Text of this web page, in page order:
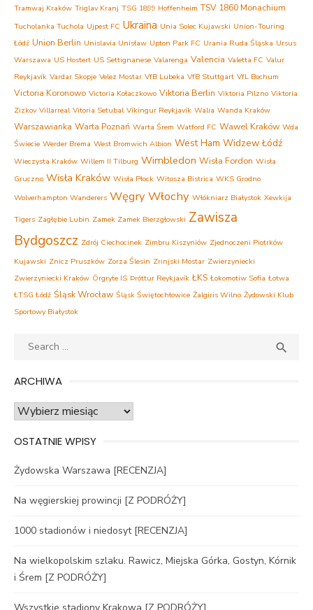
Tramwaj Kraków Triglav Kranj TSG 1899 Hoffenheim TSV 1860 Monachium
Tucholanka Tuchola Ujpest FC Ukraina Unia Solec Kujawski Union-Touring
Łódź Union Berlin Unislavia Unisław Upton Park FC Urania Ruda Śląska Ursus
Warszawa US Hostert US Settignanese Valarenga Valencia Valetta FC Valur
Reykjavík Vardar Skopje Velez Mostar VfB Lubeka VfB Stuttgart VfL Bochum
Victoria Koronowo Victoria Kołaczkowo Viktoria Berlin Viktoria Pilzno Viktoria
Zizkov Villarreal Vitoria Setubal Víkingur Reykjavík Walia Wanda Kraków
Warszawianka Warta Poznań Warta Śrem Watford FC Wawel Kraków Wda
Świecie Werder Brema West Bromwich Albion West Ham Widzew Łódź
Wieczysta Kraków Willem II Tilburg Wimbledon Wisła Fordon Wisła
Gruczno Wisła Kraków Wisła Płock Witosza Bistrica WKS Grodno
Wolverhampton Wanderers WęgryWłochy Włókniarz Białystok Xewkija
Tigers Zagłębie Lubin Zamek Zamek Bierzgłowski Zawisza
Bydgoszcz Zdrój Ciechocinek Zimbru Kiszyniów Zjednoczeni Piotrków
Kujawski Znicz Pruszków Zorza Ślesin Zrinjski Mostar Zwierzyniecki
Zwierzyniecki Kraków Örgryte IS Þróttur Reykjavík ŁKS Łokomotiw Sofia Łotwa
ŁTSG Łódź Śląsk Wrocław Śląsk Świętochłowice Żalgiris Wilno Żydowski Klub
Sportowy Białystok
Search

ARCHIWA
Archiwa
OSTATNIE WPISY
Żydowska Warszawa [RECENZJA]
Na węgierskiej prowincji [Z PODRÓŻY]
1000 stadionów i niedosyt [RECENZJA]
Na wielkopolskim szlaku. Rawicz, Miejska Górka, Gostyn, Kórnik
i Śrem [Z PODRÓŻY]